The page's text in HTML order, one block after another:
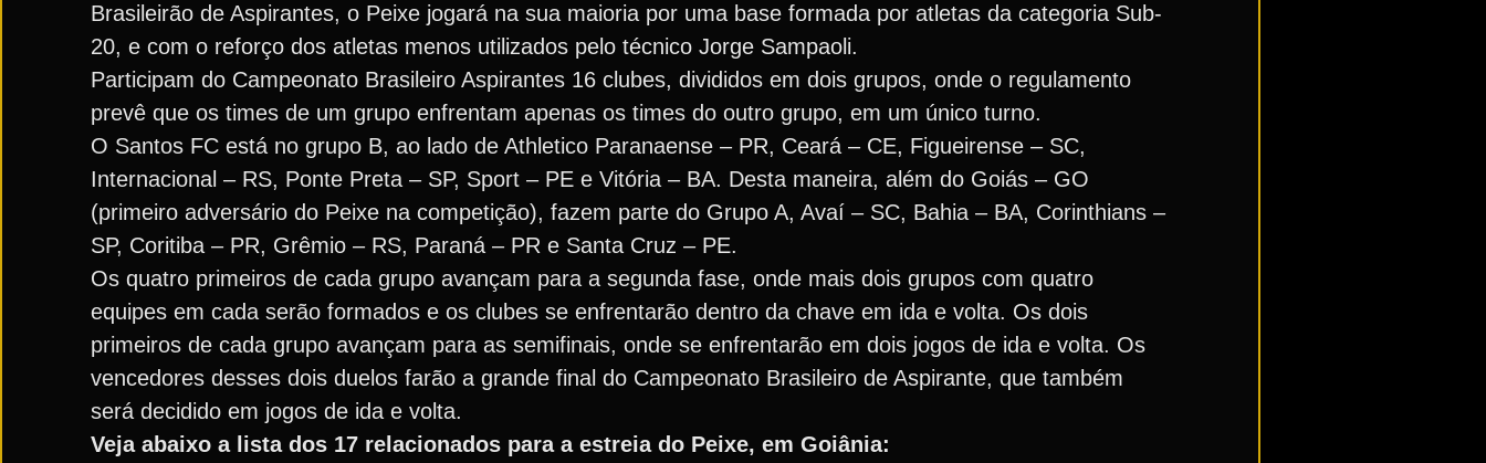
Brasileirão de Aspirantes, o Peixe jogará na sua maioria por uma base formada por atletas da categoria Sub-
20, e com o reforço dos atletas menos utilizados pelo técnico Jorge Sampaoli.
Participam do Campeonato Brasileiro Aspirantes 16 clubes, divididos em dois grupos, onde o regulamento
prevê que os times de um grupo enfrentam apenas os times do outro grupo, em um único turno.
O Santos FC está no grupo B, ao lado de Athletico Paranaense – PR, Ceará – CE, Figueirense – SC,
Internacional – RS, Ponte Preta – SP, Sport – PE e Vitória – BA. Desta maneira, além do Goiás – GO
(primeiro adversário do Peixe na competição), fazem parte do Grupo A, Avaí – SC, Bahia – BA, Corinthians –
SP, Coritiba – PR, Grêmio – RS, Paraná – PR e Santa Cruz – PE.
Os quatro primeiros de cada grupo avançam para a segunda fase, onde mais dois grupos com quatro
equipes em cada serão formados e os clubes se enfrentarão dentro da chave em ida e volta. Os dois
primeiros de cada grupo avançam para as semifinais, onde se enfrentarão em dois jogos de ida e volta. Os
vencedores desses dois duelos farão a grande final do Campeonato Brasileiro de Aspirante, que também
será decidido em jogos de ida e volta.
Veja abaixo a lista dos 17 relacionados para a estreia do Peixe, em Goiânia: